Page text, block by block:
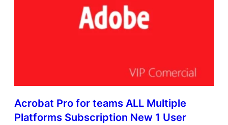
Acrobat Pro for teams ALL Multiple
Platforms Subscription New 1 User